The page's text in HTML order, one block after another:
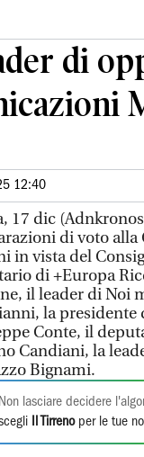
di
12:40
17 dic
di voto
in vista del
di +Europa
il leader di Noi
la presidente
Conte, il
Candiani, la
Bignami.
Non lasciare decidere
Il Tirrenoper le tue